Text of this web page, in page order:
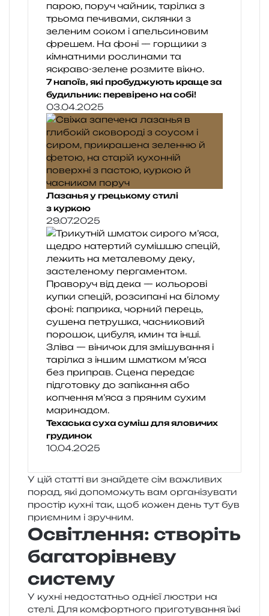
7 напоїв, які пробуджують краще за
будильник: перевірено на собі!
03.04.2025
Лазанья у грецькому стилі
з куркою
29.07.2025
Техаська суха суміш для яловичих
грудинок
10.04.2025
У цій стат­ті ви зна­йде­те сім важли­вих
порад, які допо­мо­жуть вам орга­ні­зу­ва­ти
про­стір кухні так, щоб кожен день тут був
при­єм­ним і зручним.
Освітлення: створіть
багаторівневу
систему
У кухні недо­ста­тньо одні­єї люстри на
стелі. Для ком­фор­тно­го при­го­ту­ва­н­ня їжі